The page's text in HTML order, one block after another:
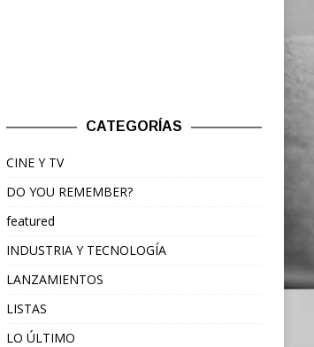
CATEGORÍAS
CINE Y TV
DO YOU REMEMBER?
featured
INDUSTRIA Y TECNOLOGÍA
LANZAMIENTOS
LISTAS
LO ÚLTIMO